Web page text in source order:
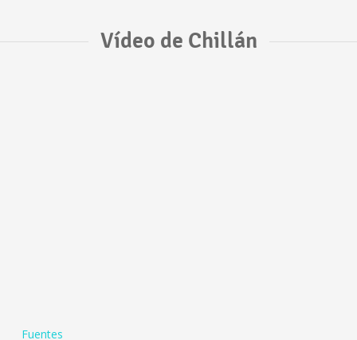
Vídeo de Chillán
Fuentes